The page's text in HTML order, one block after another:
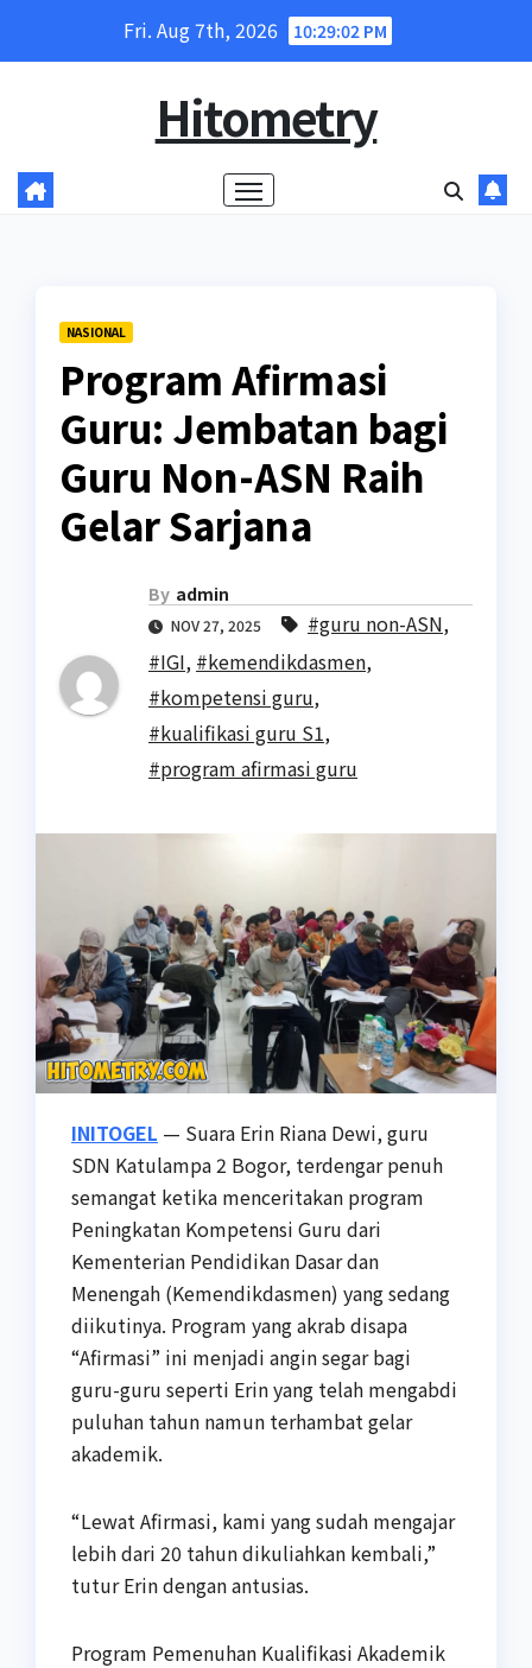
Fri. Aug 7th, 2026 10:29:03 PM
Hitometry
NASIONAL
Program Afirmasi
Guru: Jembatan bagi
Guru Non-ASN Raih
Gelar Sarjana
By admin
NOV 27, 2025 #guru non-ASN,
#IGI, #kemendikdasmen,
#kompetensi guru,
#kualifikasi guru S1,
#program afirmasi guru
INITOGEL — Suara Erin Riana Dewi, guru
SDN Katulampa 2 Bogor, terdengar penuh
semangat ketika menceritakan program
Peningkatan Kompetensi Guru dari
Kementerian Pendidikan Dasar dan
Menengah (Kemendikdasmen) yang sedang
diikutinya. Program yang akrab disapa
“Afirmasi” ini menjadi angin segar bagi
guru-guru seperti Erin yang telah mengabdi
puluhan tahun namun terhambat gelar
akademik.
“Lewat Afirmasi, kami yang sudah mengajar
lebih dari 20 tahun dikuliahkan kembali,”
tutur Erin dengan antusias.
Program Pemenuhan Kualifikasi Akademik